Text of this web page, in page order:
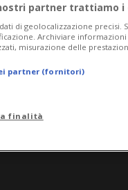
partner trattiamo i
di geolocalizzazione precisi.
Archiviare
misurazione delle
partner (fornitori)
finalità